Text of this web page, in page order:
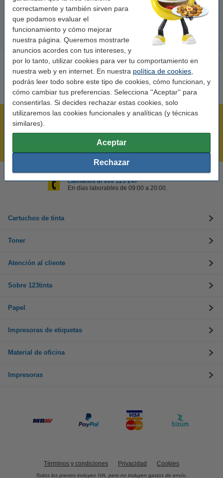
correctamente y también sirven para
que podamos evaluar el
funcionamiento y cómo mejorar
nuestra página. Queremos mostrarte
anuncios acordes con tus intereses, y
por lo tanto, utilizar cookies para ver tu comportamiento en
nuestra web y en internet. En nuestra política de cookies
podrás leer todo sobre este tipo de cookies, cómo funcionan, y
cómo cambiar tus preferencias. Selecciona ''Aceptar'' para
consentirlas. Si decides rechazar estas cookies, solo
utilizaremos las cookies funcionales y analíticas (y técnicas
similares).
Aceptar
Rechazar
¡Recibe en 24 horas!
Llámanos al 900 123 247
En días laborables de 09:00 a 20:00.
Cartuchos de tinta
Toner
Atención al cliente
Sobre 123tinta
Papel
Impresoras de etiquetas
Material de oficina
Impresoras
Términos y condiciones Privacidad Cookies
Todos los precios incluyen IVA, pero no incluyen gastos de envío.